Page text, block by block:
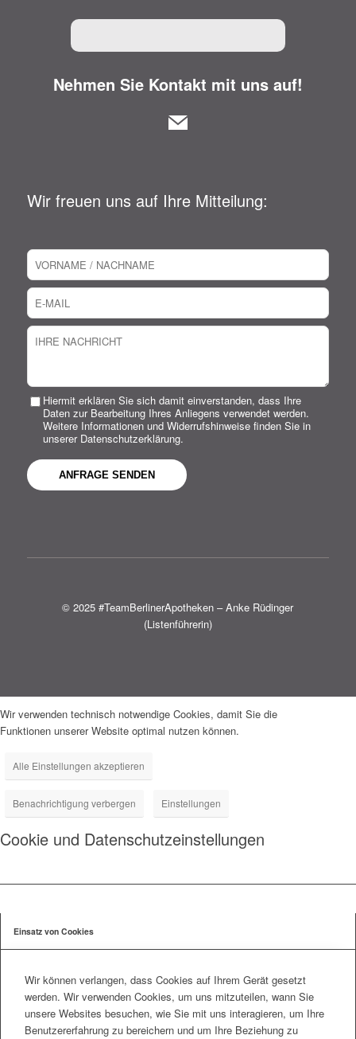
Nehmen Sie Kontakt mit uns auf!
Wir freuen uns auf Ihre Mitteilung:
Hiermit erklären Sie sich damit einverstanden, dass Ihre
Daten zur Bearbeitung Ihres Anliegens verwendet werden.
Weitere Informationen und Widerrufshinweise finden Sie in
unserer Datenschutzerklärung.
© 2025 #TeamBerlinerApotheken – Anke Rüdinger
(Listenführerin)
Wir verwenden technisch notwendige Cookies, damit Sie die
Funktionen unserer Website optimal nutzen können.
Alle Einstellungen akzeptieren
Benachrichtigung verbergen Einstellungen
Cookie und Datenschutzeinstellungen
Einsatz von Cookies
Wir können verlangen, dass Cookies auf Ihrem Gerät gesetzt
werden. Wir verwenden Cookies, um uns mitzuteilen, wann Sie
unsere Websites besuchen, wie Sie mit uns interagieren, um Ihre
Benutzererfahrung zu bereichern und um Ihre Beziehung zu